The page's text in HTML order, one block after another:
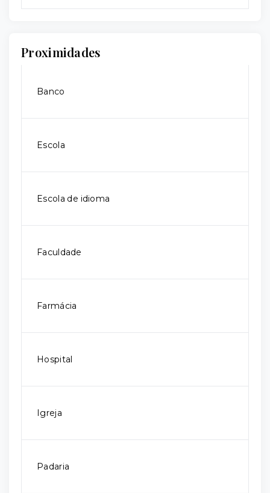
Proximidades
Banco
Escola
Escola de idioma
Faculdade
Farmácia
Hospital
Igreja
Padaria